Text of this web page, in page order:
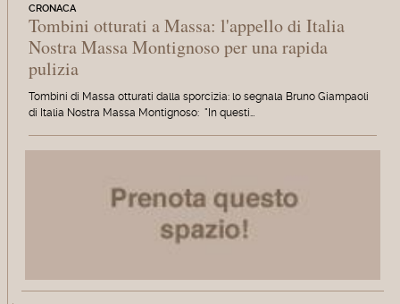
CRONACA
Tombini otturati a Massa: l'appello di Italia
Nostra Massa Montignoso per una rapida
pulizia
Tombini di Massa otturati dalla sporcizia: lo segnala Bruno Giampaoli
di Italia Nostra Massa Montignoso: "In questi…